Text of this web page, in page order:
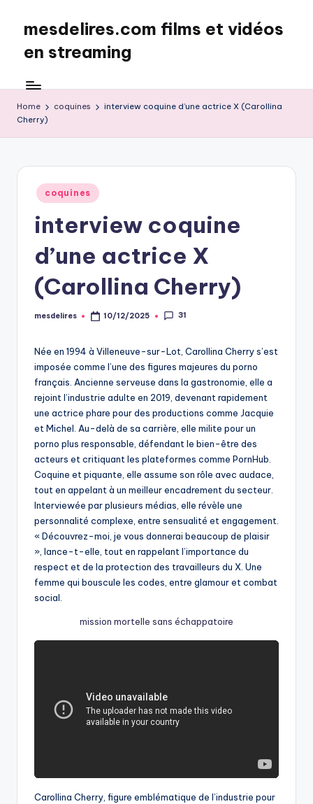
content
mesdelires.com films et vidéos
en streaming
:
film
et
video
en
français
Home coquines
interview coquine d’une actrice X (Carollina
Cherry)
Posted
in
coquines
interview coquine
d’une actrice X
(Carollina Cherry)
Posted
mesdelires 10/12/2025 31
Née en 1994 à Villeneuve-sur-Lot, Carollina Cherry s’est
imposée comme l’une des figures majeures du porno
français. Ancienne serveuse dans la gastronomie, elle a
rejoint l’industrie adulte en 2019, devenant rapidement
une actrice phare pour des productions comme Jacquie
et Michel. Au-delà de sa carrière, elle milite pour un
porno plus responsable, défendant le bien-être des
acteurs et critiquant les plateformes comme PornHub.
Coquine et piquante, elle assume son rôle avec audace,
tout en appelant à un meilleur encadrement du secteur.
Interviewée par plusieurs médias, elle révèle une
personnalité complexe, entre sensualité et engagement.
« Découvrez-moi, je vous donnerai beaucoup de plaisir
», lance-t-elle, tout en rappelant l’importance du
respect et de la protection des travailleurs du X. Une
femme qui bouscule les codes, entre glamour et combat
social.
mission mortelle sans échappatoire
Carollina Cherry, figure emblématique de l’industrie pour